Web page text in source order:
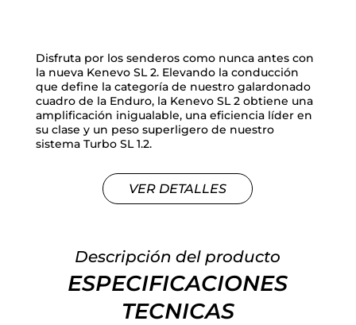
Disfruta por los senderos como nunca antes con
la nueva Kenevo SL 2. Elevando la conducción
que define la categoría de nuestro galardonado
cuadro de la Enduro, la Kenevo SL 2 obtiene una
amplificación inigualable, una eficiencia líder en
su clase y un peso superligero de nuestro
sistema Turbo SL 1.2.
VER DETALLES
Descripción del producto
ESPECIFICACIONES
TECNICAS